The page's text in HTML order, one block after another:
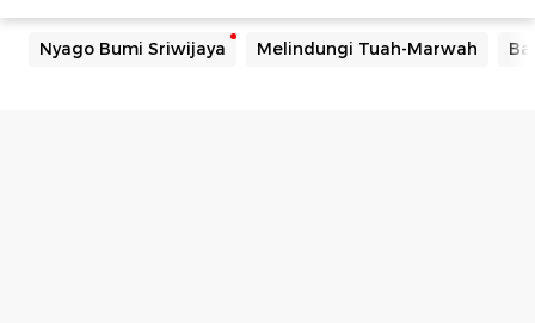
Nyago Bumi Sriwijaya Melindungi Tuah-Marwah